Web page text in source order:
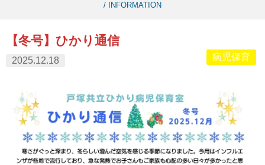
/ INFORMATION
【冬号】ひかり通信
2025.12.18 病児保育